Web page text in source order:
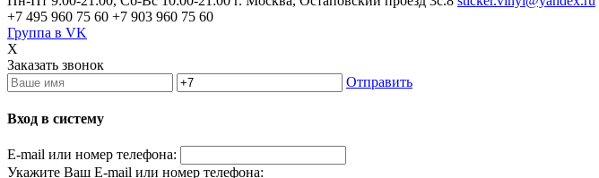
+7 495 960 75 60 +7 903 960 75 60
Группа в VK
X
Заказать звонок
Отправить
Вход в систему
E-mail или номер телефона:
Укажите Ваш E-mail или номер телефона: